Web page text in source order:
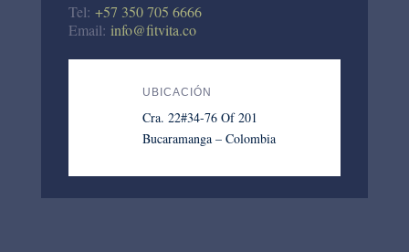
Tel: +57 350 705 6666
Email: info@fitvita.co
UBICACIÓN
Cra. 22#34-76 Of 201
Bucaramanga – Colombia